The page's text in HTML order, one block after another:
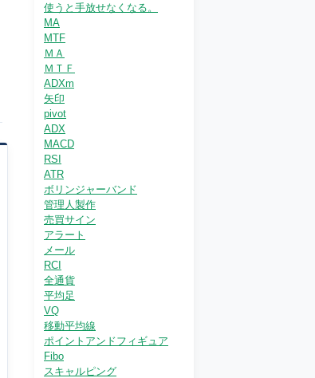
使うと手放せなくなる。
MA
MTF
ＭＡ
ＭＴＦ
ADXm
矢印
pivot
ADX
MACD
RSI
ATR
ボリンジャーバンド
管理人製作
売買サイン
アラート
メール
RCI
全通貨
平均足
VQ
移動平均線
ポイントアンドフィギュア
Fibo
スキャルピング